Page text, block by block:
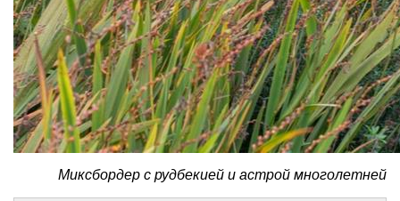
Миксбордер с рудбекией и астрой многолетней